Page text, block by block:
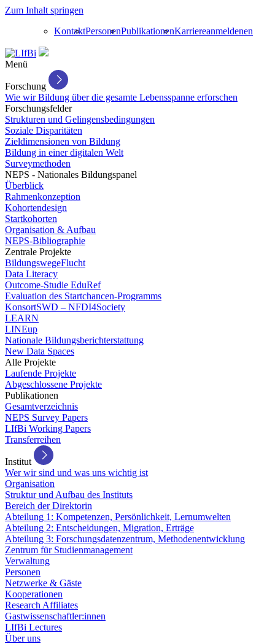
Zum Inhalt springen
KontaktPersonenPublikationenKarriereanmeldenen
Menü
Forschung
Wie wir Bildung über die gesamte Lebensspanne erforschen
Forschungsfelder
Strukturen und Gelingensbedingungen
Soziale Disparitäten
Zieldimensionen von Bildung
Bildung in einer digitalen Welt
Surveymethoden
NEPS - Nationales Bildungspanel
Überblick
Rahmenkonzeption
Kohortendesign
Startkohorten
Organisation & Aufbau
NEPS-Bibliographie
Zentrale Projekte
BildungswegeFlucht
Data Literacy
Outcome-Studie EduRef
Evaluation des Startchancen-Programms
KonsortSWD – NFDI4Society
LEARN
LINEup
Nationale Bildungsberichterstattung
New Data Spaces
Alle Projekte
Laufende Projekte
Abgeschlossene Projekte
Publikationen
Gesamtverzeichnis
NEPS Survey Papers
LIfBi Working Papers
Transferreihen
Institut
Wer wir sind und was uns wichtig ist
Organisation
Struktur und Aufbau des Instituts
Bereich der Direktorin
Abteilung 1: Kompetenzen, Persönlichkeit, Lernumwelten
Abteilung 2: Entscheidungen, Migration, Erträge
Abteilung 3: Forschungsdatenzentrum, Methodenentwicklung
Zentrum für Studienmanagement
Verwaltung
Personen
Netzwerke & Gäste
Kooperationen
Research Affiliates
Gastwissenschaftler:innen
LIfBi Lectures
Über uns